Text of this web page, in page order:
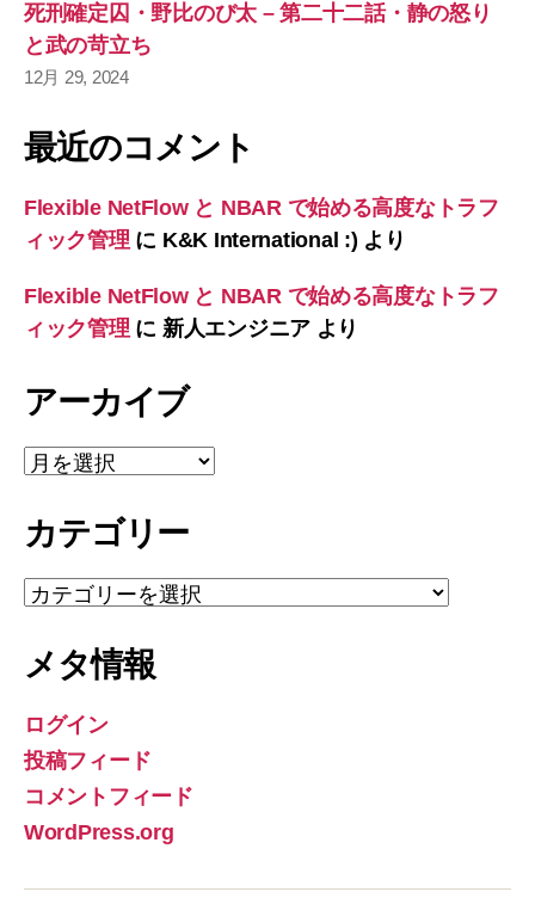
死刑確定囚・野比のび太 – 第二十二話・静の怒り
と武の苛立ち
12月 29, 2024
最近のコメント
Flexible NetFlow と NBAR で始める高度なトラフ
ィック管理 に K&K International :) より
Flexible NetFlow と NBAR で始める高度なトラフ
ィック管理 に 新人エンジニアより
アーカイブ
ア
イ
カテゴリー
カ
リ
メタ情報
ログイン
投稿フィード
コメントフィード
WordPress.org